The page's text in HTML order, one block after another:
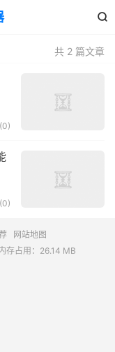

共 2 篇文章
0)
0)
网站地图
存占用：26.14 MB